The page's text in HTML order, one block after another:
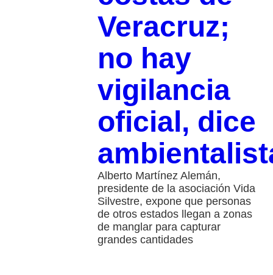
Veracruz;
no hay
vigilancia
oficial, dice
Alberto Martínez Alemán,
presidente de la asociación Vida
Silvestre, expone que personas
de otros estados llegan a zonas
de manglar para capturar
grandes cantidades